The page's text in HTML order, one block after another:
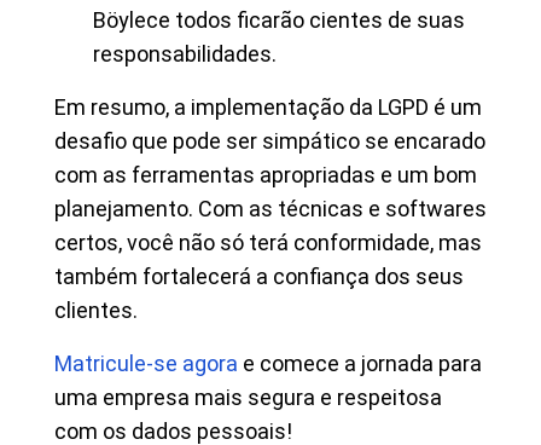
Böylece todos ficarão cientes de suas
responsabilidades.
Em resumo, a implementação da LGPD é um
desafio que pode ser simpático se encarado
com as ferramentas apropriadas e um bom
planejamento. Com as técnicas e softwares
certos, você não só terá conformidade, mas
também fortalecerá a confiança dos seus
clientes.
Matricule-se agora e comece a jornada para
uma empresa mais segura e respeitosa
com os dados pessoais!